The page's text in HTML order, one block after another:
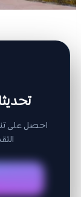
احصل على